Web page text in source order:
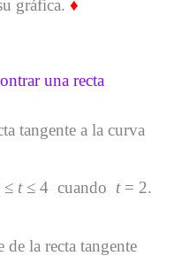
gráfica. ♦
una recta
tangente a la curva
≤ t≤ 4 cuando t= 2.
de la recta tangente